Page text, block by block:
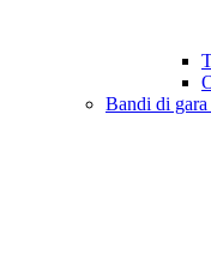
Bandi di gara